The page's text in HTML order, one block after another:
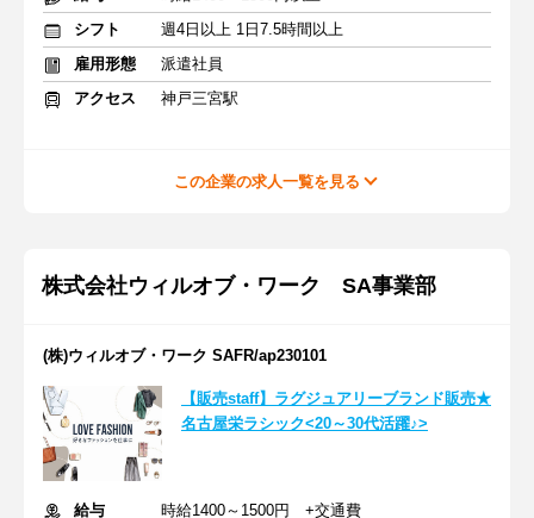
シフト
週4日以上 1日7.5時間以上
雇用形態
派遣社員
アクセス
神戸三宮駅
この企業の求人一覧を見る
株式会社ウィルオブ・ワーク SA事業部
(株)ウィルオブ・ワーク SAFR/ap230101
【販売staff】ラグジュアリーブランド販売★
名古屋栄ラシック<20～30代活躍♪>
給与
時給1400～1500円 +交通費